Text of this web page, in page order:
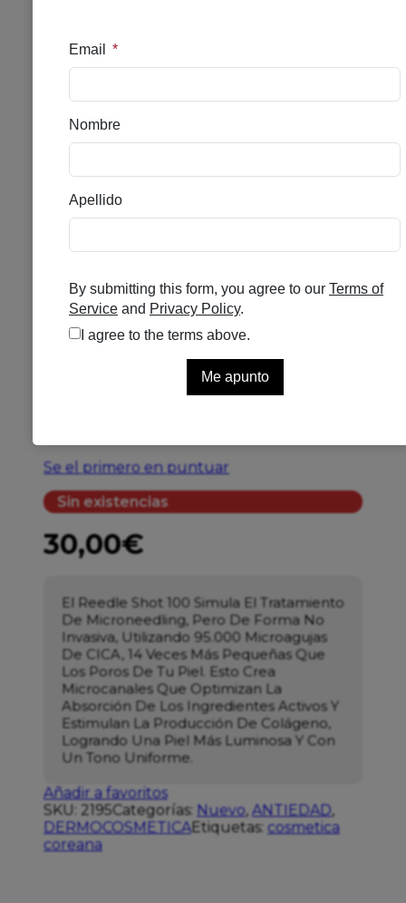
Se el primero en puntuar
Sin existencias
30,00€
El Reedle Shot 100 Simula El Tratamiento
De Microneedling, Pero De Forma No
Invasiva, Utilizando 95.000 Microagujas
De CICA, 14 Veces Más Pequeñas Que
Los Poros De Tu Piel. Esto Crea
Microcanales Que Optimizan La
Absorción De Los Ingredientes Activos Y
Estimulan La Producción De Colágeno,
Logrando Una Piel Más Luminosa Y Con
Un Tono Uniforme.
Añadir a favoritos
SKU: 2195Categorías: Nuevo, ANTIEDAD,
DERMOCOSMETICAEtiquetas: cosmetica
coreana